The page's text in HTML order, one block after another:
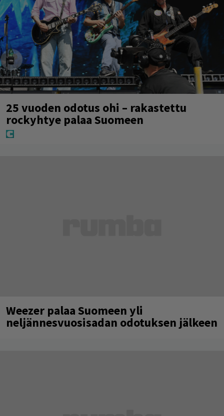
25 vuoden odotus ohi – rakastettu
rockyhtye palaa Suomeen
Weezer palaa Suomeen yli
neljännesvuosisadan odotuksen jälkeen